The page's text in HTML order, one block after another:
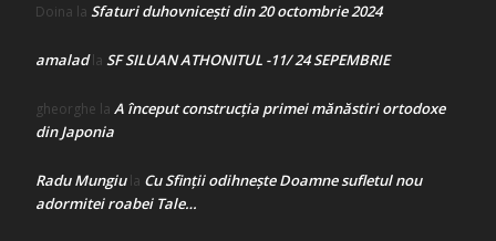
Doina la Sfaturi duhovnicești din 20 octombrie 2024
amaladla SF SILUAN ATHONITUL -11/ 24 SEPEMBRIE
gheorghe la A început construcţia primei mănăstiri ortodoxe
din Japonia
Radu Mungiula Cu Sfinții odihnește Doamne sufletul nou
adormitei roabei Tale…